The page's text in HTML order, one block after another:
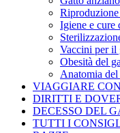
Igiene e cure
Vaccini per il
Obesità del
Anatomia del
VIAGGIARE
DIRITTI E
DECESSO DEL
TUTTI I